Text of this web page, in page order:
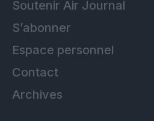
Soutenir Air Journal
S’abonner
Espace personnel
Contact
Archives